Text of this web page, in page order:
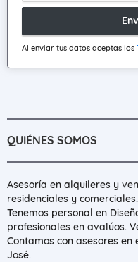
Al enviar tus datos aceptas los
QUIÉNES SOMOS
Asesoría en alquileres y
residenciales y
Tenemos personal en
profesionales en avalúos.
Contamos con asesores
José.